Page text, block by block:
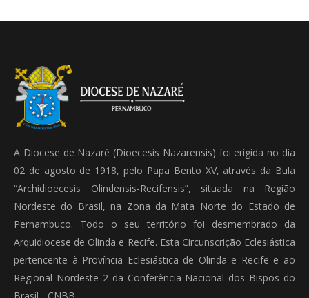
A Diocese de Nazaré (Dioecesis Nazarensis) foi erigida no dia
02 de agosto de 1918, pelo Papa Bento XV, através da Bula
“Archidioecesis Olindensis-Recifensis”, situada na Região
Nordeste do Brasil, na Zona da Mata Norte do Estado de
Pernambuco. Todo o seu território foi desmembrado da
Arquidiocese de Olinda e Recife. Esta Circunscrição Eclesiástica
pertencente à Província Eclesiástica de Olinda e Recife e ao
Regional Nordeste 2 da Conferência Nacional dos Bispos do